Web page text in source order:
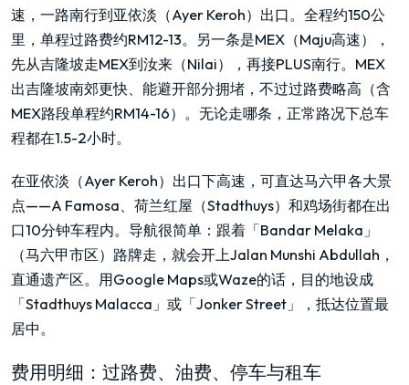
速，一路南行到亚依淡（Ayer Keroh）出口。全程约150公
里，单程过路费约RM12-13。另一条是MEX（Maju高速），
先从吉隆坡走MEX到汝来（Nilai），再接PLUS南行。MEX
出吉隆坡南郊更快、能避开部分拥堵，不过过路费略高（含
MEX路段单程约RM14-16）。无论走哪条，正常路况下总车
程都在1.5-2小时。
在亚依淡（Ayer Keroh）出口下高速，可直达马六甲各大景
点——A Famosa、荷兰红屋（Stadthuys）和鸡场街都在出
口10分钟车程内。导航很简单：跟着「Bandar Melaka」
（马六甲市区）路牌走，就会开上Jalan Munshi Abdullah，
直通遗产区。用Google Maps或Waze的话，目的地设成
「Stadthuys Malacca」或「Jonker Street」，抵达位置最
居中。
费用明细：过路费、油费、停车与租车